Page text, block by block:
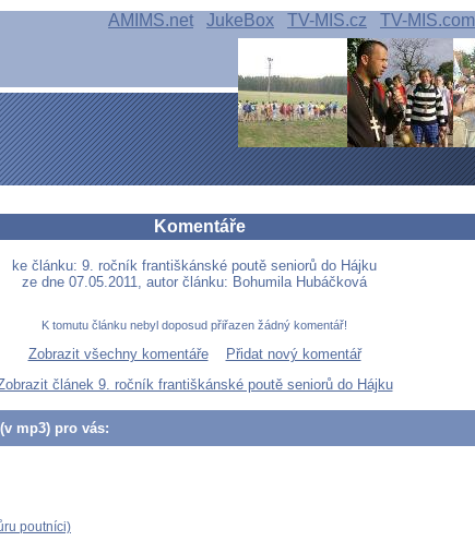
AMIMS.net JukeBox TV-MIS.cz TV-MIS.com
Komentáře
ke článku: 9. ročník františkánské poutě seniorů do Hájku
ze dne 07.05.2011, autor článku: Bohumila Hubáčková
K tomutu článku nebyl doposud přiřazen žádný komentář!
Zobrazit všechny komentáře
Přidat nový komentář
článek 9. ročník františkánské poutě seniorů do Hájku
mp3) pro vás:
poutníci)